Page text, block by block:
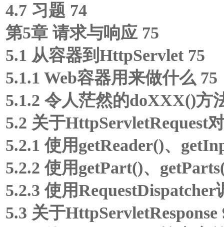
4.7 习题 74
第5章 请求与响应 75
5.1 从容器到HttpServlet 75
5.1.1 Web容器用来做什么 75
5.1.2 令人茫然的doXXX()方
5.2 关于HttpServletRequest
5.2.1 使用getReader()、
5.2.2 使用getPart()、
5.2.3 使用RequestDispatcher
5.3 关于HttpServletResponse